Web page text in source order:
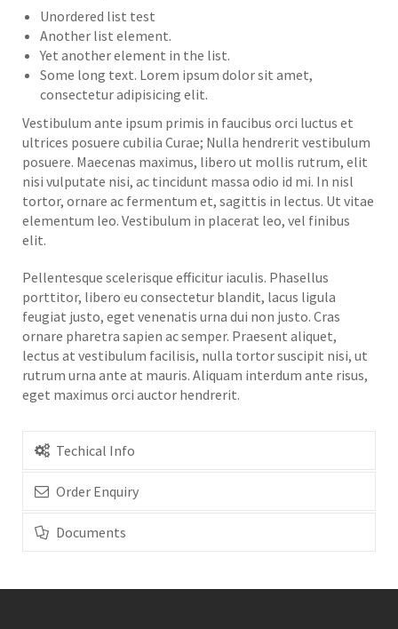
Unordered list test
Another list element.
Yet another element in the list.
Some long text. Lorem ipsum dolor sit amet,
consectetur adipisicing elit.
Vestibulum ante ipsum primis in faucibus orci luctus et
ultrices posuere cubilia Curae; Nulla hendrerit vestibulum
posuere. Maecenas maximus, libero ut mollis rutrum, elit
nisi vulputate nisi, ac tincidunt massa odio id mi. In nisl
tortor, ornare ac fermentum et, sagittis in lectus. Ut vitae
elementum leo. Vestibulum in placerat leo, vel finibus
elit.
Pellentesque scelerisque efficitur iaculis. Phasellus
porttitor, libero eu consectetur blandit, lacus ligula
feugiat justo, eget venenatis urna dui non justo. Cras
ornare pharetra sapien ac semper. Praesent aliquet,
lectus at vestibulum facilisis, nulla tortor suscipit nisi, ut
rutrum urna ante at mauris. Aliquam interdum ante risus,
eget maximus orci auctor hendrerit.
Techical Info
Order Enquiry
Documents